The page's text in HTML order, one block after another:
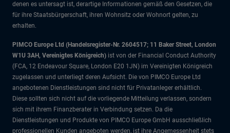
denen es untersagt ist, derartige Informationen gemäß den Gesetzen, die
für ihre Staatsbürgerschaft, ihren Wohnsitz oder Wohnort gelten, zu
erhalten.
PIMCO Europe Ltd (Handelsregister-Nr. 2604517; 11 Baker Street, London
W1U 3AH, Vereinigtes Königreich) ist von der Financial Conduct Authority
(FCA, 12 Endeavour Square, London E20 1JN) im Vereinigten Königreich
zugelassen und unterliegt deren Aufsicht. Die von PIMCO Europe Ltd
angebotenen Dienstleistungen sind nicht für Privatanleger erhältlich.
Diese sollten sich nicht auf die vorliegende Mitteilung verlassen, sondern
sich mit ihrem Finanzberater in Verbindung setzen. Da die
Dienstleistungen und Produkte von PIMCO Europe GmbH ausschließlich
professionellen Kunden angeboten werden, ist ihre Angemessenheit stets